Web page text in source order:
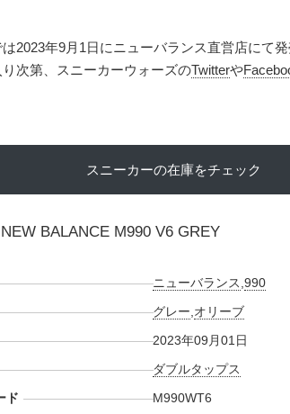
2023年9月1日にニューバランス直営店にて
次第、スニーカーウォーズのTwitterや
スニーカーの在庫をチェック
BALANCE M990 V6 GREY
ニューバランス ,990
グレー オリーブ
2023年09月01日
ダブルタップス
ド
M990WT6